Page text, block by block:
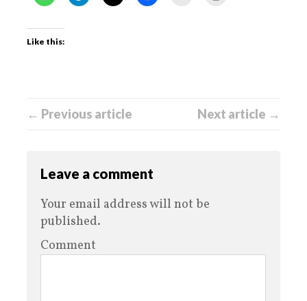
Like this:
← Previous article Next article →
Leave a comment
Your email address will not be
published.
Comment